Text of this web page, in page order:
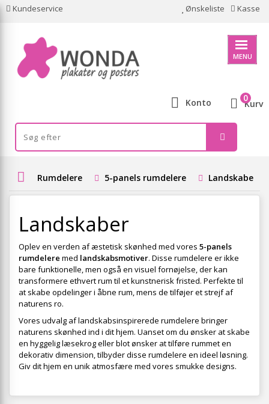
Kundeservice Ønskeliste Kasse
MENU
Konto Kurv
0
Rumdelere 5-panels rumdelere Landskaber
Landskaber
Oplev en verden af æstetisk skønhed med vores 5-panels
rumdelere med landskabsmotiver. Disse rumdelere er ikke
bare funktionelle, men også en visuel fornøjelse, der kan
transformere ethvert rum til et kunstnerisk fristed. Perfekte til
at skabe opdelinger i åbne rum, mens de tilføjer et strejf af
naturens ro.
Vores udvalg af landskabsinspirerede rumdelere bringer
naturens skønhed ind i dit hjem. Uanset om du ønsker at skabe
en hyggelig læsekrog eller blot ønsker at tilføre rummet en
dekorativ dimension, tilbyder disse rumdelere en ideel løsning.
Giv dit hjem en unik atmosfære med vores smukke designs.